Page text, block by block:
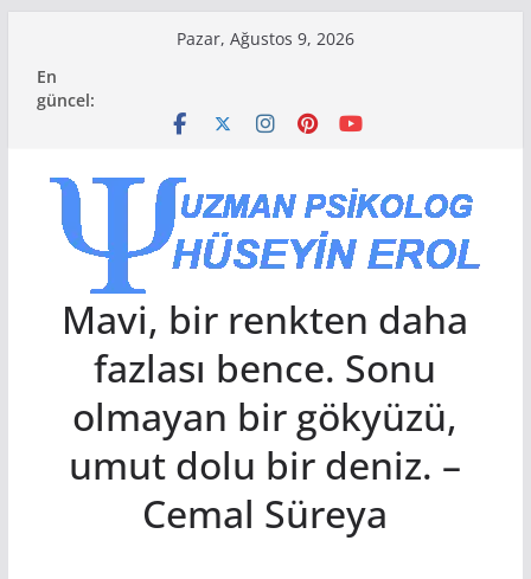
content
Pazar, Ağustos 9, 2026
En
güncel:
Mavi, bir renkten daha
fazlası bence. Sonu
olmayan bir gökyüzü,
umut dolu bir deniz. –
Cemal Süreya